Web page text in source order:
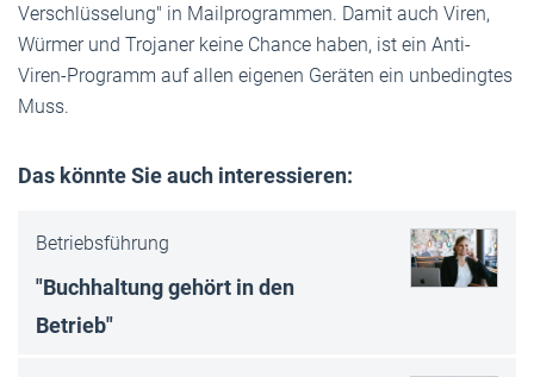
Verschlüsselung" in Mailprogrammen. Damit auch Viren,
Würmer und Trojaner keine Chance haben, ist ein Anti-
Viren-Programm auf allen eigenen Geräten ein unbedingtes
Muss.
Das könnte Sie auch interessieren:
Betriebsführung
"Buchhaltung gehört in den
Betrieb"